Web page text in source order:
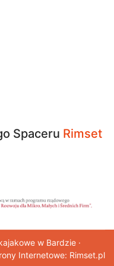
Spaceru Rimset
w Bardzie ·
Internetowe: Rimset.pl